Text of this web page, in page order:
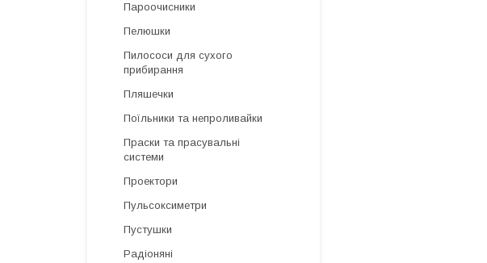
Пароочисники
Пелюшки
Пилососи для сухого
прибирання
Пляшечки
Поїльники та непроливайки
Праски та прасувальні
системи
Проектори
Пульсоксиметри
Пустушки
Радіоняні